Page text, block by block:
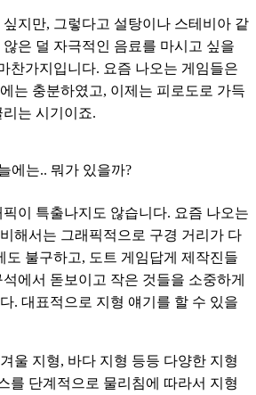
지만, 그렇다고 설탕이나 스테비아 같
은 덜 자극적인 음료를 마시고 싶을
찬가지입니다. 요즘 나오는 게임들은
는 충분하였고, 이제는 피로도로 가득
는 시기이죠.
에는.. 뭐가 있을까?
이 특출나지도 않습니다. 요즘 나오는
해서는 그래픽적으로 구경 거리가 다
도 불구하고, 도트 게임답게 제작진들
에서 돋보이고 작은 것들을 소중하게
. 대표적으로 지형 얘기를 할 수 있을
울 지형, 바다 지형 등등 다양한 지형
를 단계적으로 물리침에 따라서 지형